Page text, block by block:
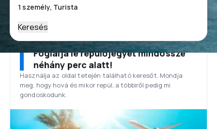
Keresés
Foglalja le repülőjegyét mindössze
néhány perc alatt!
Használja az oldal tetején található keresőt. Mondja
meg, hogy hová és mikor repül, a többiről pedig mi
gondoskodunk.